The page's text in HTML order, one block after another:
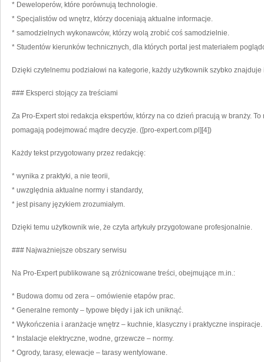
* Deweloperów, które porównują technologie.
* Specjalistów od wnętrz, którzy doceniają aktualne informacje.
* samodzielnych wykonawców, którzy wolą zrobić coś samodzielnie.
* Studentów kierunków technicznych, dla których portal jest materiałem
Dzięki czytelnemu podziałowi na kategorie, każdy użytkownik szybko
### Eksperci stojący za treściami
Za Pro-Expert stoi redakcja ekspertów, którzy na co dzień pracują w branży.
pomagają podejmować mądre decyzje. ([pro-expert.com.pl][4])
Każdy tekst przygotowany przez redakcję:
* wynika z praktyki, a nie teorii,
* uwzględnia aktualne normy i standardy,
* jest pisany językiem zrozumiałym.
Dzięki temu użytkownik wie, że czyta artykuły przygotowane profesjonalnie.
### Najważniejsze obszary serwisu
Na Pro-Expert publikowane są zróżnicowane treści, obejmujące m.in.:
* Budowa domu od zera – omówienie etapów prac.
* Generalne remonty – typowe błędy i jak ich uniknąć.
* Wykończenia i aranżacje wnętrz – kuchnie, klasyczny i praktyczne inspiracje.
* Instalacje elektryczne, wodne, grzewcze – normy.
* Ogrody, tarasy, elewacje – tarasy wentylowane.